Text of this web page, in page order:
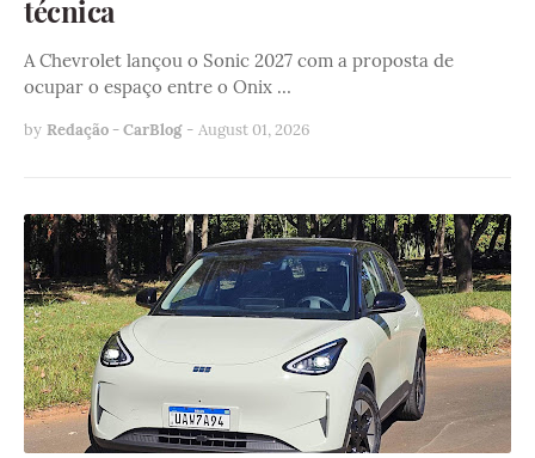
técnica
A Chevrolet lançou o Sonic 2027 com a proposta de
ocupar o espaço entre o Onix …
by Redação - CarBlog - August 01, 2026